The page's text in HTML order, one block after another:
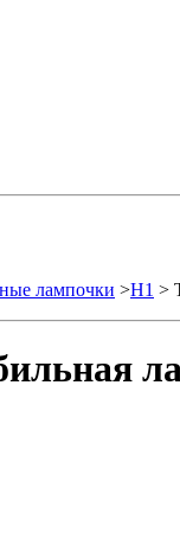
лампочки >H1 >